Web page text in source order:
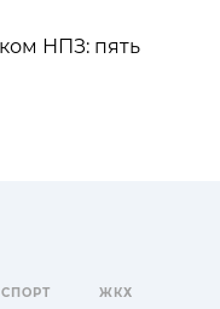
НПЗ: пять
СПОРТ ЖКХ